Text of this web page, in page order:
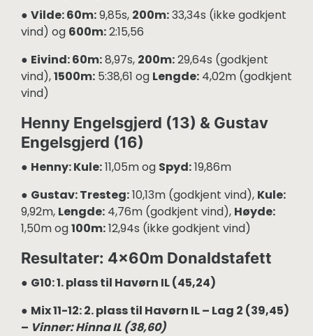
● Vilde: 60m:9,85s, 200m:33,34s (ikke godkjent
vind) og 600m:2:15,56
● Eivind: 60m:8,97s, 200m:29,64s (godkjent
vind),1500m: 5:38,61 og Lengde: 4,02m (godkjent
vind)
Henny Engelsgjerd (13) & Gustav
Engelsgjerd (16)
● Henny: Kule:11,05m og Spyd:19,86m
● Gustav: Tresteg:10,13m (godkjent vind), Kule:
9,92m, Lengde: 4,76m (godkjent vind), Høyde:
1,50m og100m:12,94s (ikke godkjent vind)
Resultater: 4x60m Donaldstafett
● G10: 1. plass til Havørn IL (45,24)
● Mix 11-12: 2. plass til Havørn IL – Lag 2 (39,45)
– Vinner: Hinna IL (38,60)